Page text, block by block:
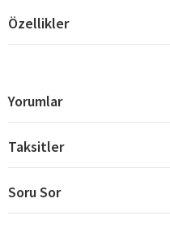
Özellikler
Yorumlar
Taksitler
Soru Sor